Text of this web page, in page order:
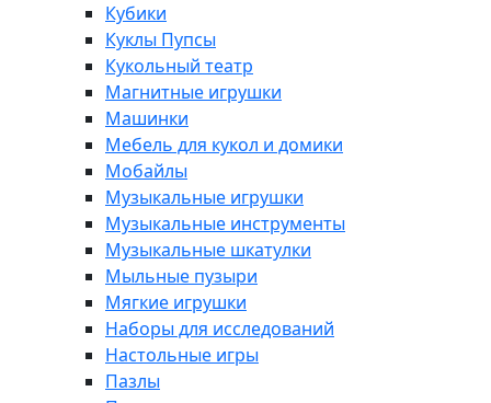
Кубики
Куклы Пупсы
Кукольный театр
Магнитные игрушки
Машинки
Мебель для кукол и домики
Мобайлы
Музыкальные игрушки
Музыкальные инструменты
Музыкальные шкатулки
Мыльные пузыри
Мягкие игрушки
Наборы для исследований
Настольные игры
Пазлы